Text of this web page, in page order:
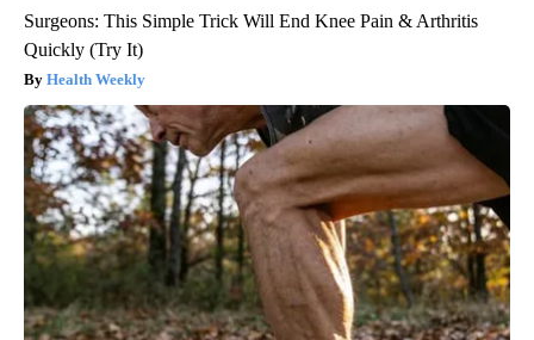
Surgeons: This Simple Trick Will End Knee Pain & Arthritis
Quickly (Try It)
Health Weekly